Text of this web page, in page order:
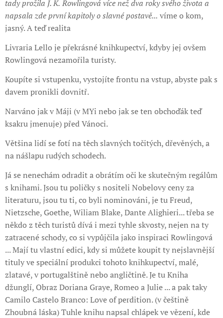
tady prožila J. K. Rowlingová více než dva roky svého života a
napsala zde první kapitoly o slavné postavě... víme o kom,
jasný. A teď realita
Livraria Lello je překrásné knihkupectví, kdyby jej ovšem
Rowlingová nezamořila turisty.
Koupíte si vstupenku, vystojíte frontu na vstup, abyste pak s
davem pronikli dovnitř.
Narváno jak v Máji (v MYi nebo jak se ten obchoďák teď
ksakru jmenuje) před Vánoci.
Většina lidí se fotí na těch slavných točitých, dřevěných, a
na nášlapu rudých schodech.
Já se nenechám odradit a obrátím oči ke skutečným regálům
s knihami. Jsou tu poličky s nositeli Nobelovy ceny za
literaturu, jsou tu ti, co byli nominováni, je tu Freud,
Nietzsche, Goethe, Wiliam Blake, Dante Alighieri... třeba se
někdo z těch turistů dívá i mezi tyhle skvosty, nejen na ty
zatracené schody, co si vypůjčila jako inspiraci Rowlingová
... Mají tu vlastní edici, kdy si můžete koupit ty nejslavnější
tituly ve speciální produkci tohoto knihkupectví, malé,
zlatavé, v portugalštině nebo angličtině. Je tu Kniha
džunglí, Obraz Doriana Graye, Romeo a Julie ... a pak taky
Camilo Castelo Branco: Love of perdition. (v češtině
Zhoubná láska) Tuhle knihu napsal chlápek ve vězení, kde